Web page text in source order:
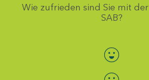
Wie zufrieden sind Sie mit
SAB?
Bewertung